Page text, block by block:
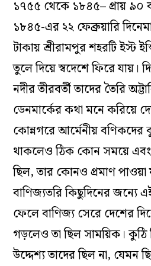
১৭৫৫ থেকে ১৮৪৫– প্রায় ৯০
১৮৪৫-এর ২২ ফেব্রুয়ারি
টাকায় শ্রীরামপুর শহরটি ইস্ট
তুলে দিয়ে স্বদেশে ফিরে যায়।
নদীর তীরবর্তী তাদের তৈরি
ডেনমার্কের কথা মনে করিয়ে
কোন্নগরে আর্মেনীয় বণিকদের
থাকলেও ঠিক কোন সময়ে
ছিল, তার কোনও প্রমাণ পাওয়া
বাণিজ্যতরি কিছুদিনের
ফেলে বাণিজ্য সেরে দেশের
গড়লেও তা ছিল সাময়িক। কুঠি
উদ্দেশ্য তাদের ছিল না, যেমন